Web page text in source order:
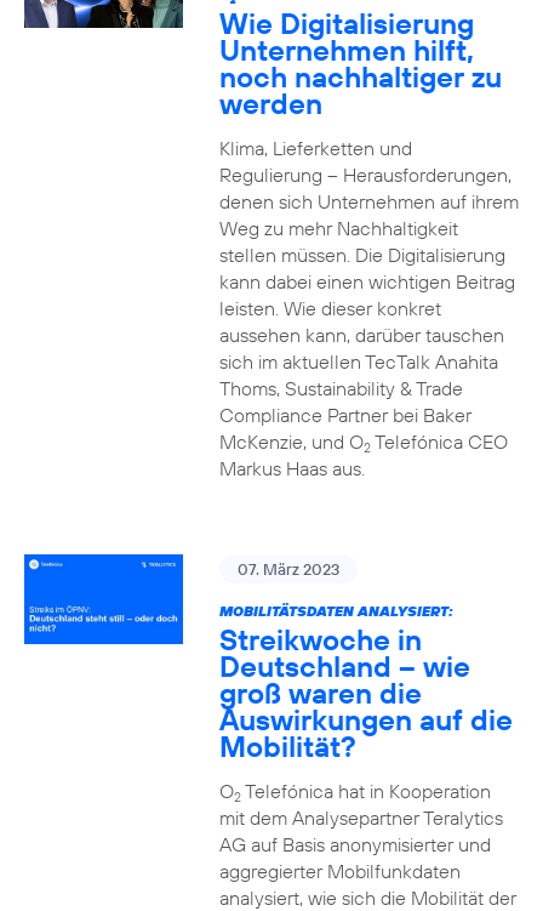
Wie Digitalisierung
Unternehmen hilft,
noch nachhaltiger zu
werden
Klima, Lieferketten und
Regulierung – Herausforderungen,
denen sich Unternehmen auf ihrem
Weg zu mehr Nachhaltigkeit
stellen müssen. Die Digitalisierung
kann dabei einen wichtigen Beitrag
leisten. Wie dieser konkret
aussehen kann, darüber tauschen
sich im aktuellen TecTalk Anahita
Thoms, Sustainability & Trade
Compliance Partner bei Baker
McKenzie, und O2Telefónica CEO
Markus Haas aus.
07. März 2023
MOBILITÄTSDATEN ANALYSIERT:
Streikwoche in
Deutschland – wie
groß waren die
Auswirkungen auf die
Mobilität?
O2Telefónica hat in Kooperation
mit dem Analysepartner Teralytics
AG auf Basis anonymisierter und
aggregierter Mobilfunkdaten
analysiert, wie sich die Mobilität der